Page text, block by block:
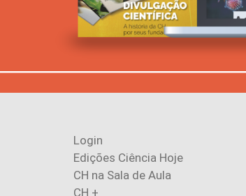
Login
Edições Ciência Hoje
CH na Sala de Aula
CH +